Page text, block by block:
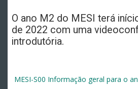
O ano M2 do MESI terá
de 2022 com uma
introdutória.
MESI-S00 Informação geral para o